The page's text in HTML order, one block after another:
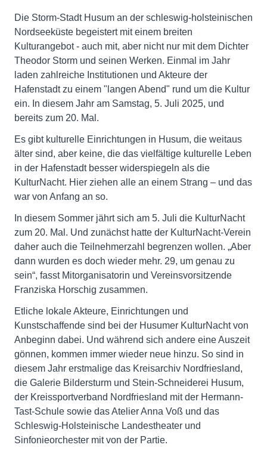
Die Storm-Stadt Husum an der schleswig-holsteinischen
Nordseeküste begeistert mit einem breiten
Kulturangebot - auch mit, aber nicht nur mit dem Dichter
Theodor Storm und seinen Werken. Einmal im Jahr
laden zahlreiche Institutionen und Akteure der
Hafenstadt zu einem "langen Abend" rund um die Kultur
ein. In diesem Jahr am Samstag, 5. Juli 2025, und
bereits zum 20. Mal.
Es gibt kulturelle Einrichtungen in Husum, die weitaus
älter sind, aber keine, die das vielfältige kulturelle Leben
in der Hafenstadt besser widerspiegeln als die
KulturNacht. Hier ziehen alle an einem Strang – und das
war von Anfang an so.
In diesem Sommer jährt sich am 5. Juli die KulturNacht
zum 20. Mal. Und zunächst hatte der KulturNacht-Verein
daher auch die Teilnehmerzahl begrenzen wollen. „Aber
dann wurden es doch wieder mehr. 29, um genau zu
sein“, fasst Mitorganisatorin und Vereinsvorsitzende
Franziska Horschig zusammen.
Etliche lokale Akteure, Einrichtungen und
Kunstschaffende sind bei der Husumer KulturNacht von
Anbeginn dabei. Und während sich andere eine Auszeit
gönnen, kommen immer wieder neue hinzu. So sind in
diesem Jahr erstmalige das Kreisarchiv Nordfriesland,
die Galerie Bildersturm und Stein-Schneiderei Husum,
der Kreissportverband Nordfriesland mit der Hermann-
Tast-Schule sowie das Atelier Anna Voß und das
Schleswig-Holsteinische Landestheater und
Sinfonieorchester mit von der Partie.